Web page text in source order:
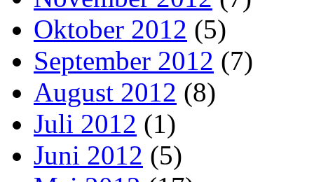
Oktober 2012 (5)
September 2012 (7)
August 2012 (8)
Juli 2012 (1)
Juni 2012 (5)